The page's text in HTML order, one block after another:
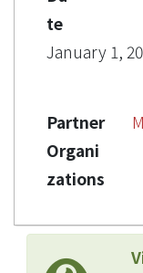
te
January 1,
Partner
Organi
zations